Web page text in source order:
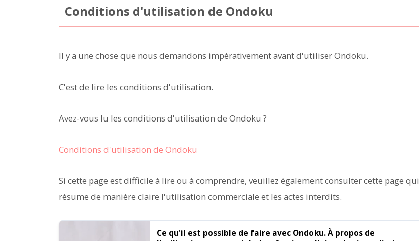
Conditions d'utilisation de Ondoku
Il y a une chose que nous demandons impérativement avant d'utiliser Ondoku.
C'est de lire les conditions d'utilisation.
Avez-vous lu les conditions d'utilisation de Ondoku ?
Conditions d'utilisation de Ondoku
Si cette page est difficile à lire ou à comprendre, veuillez également consulter cette page qui
résume de manière claire l'utilisation commerciale et les actes interdits.
Ce qu'il est possible de faire avec Ondoku. À propos de